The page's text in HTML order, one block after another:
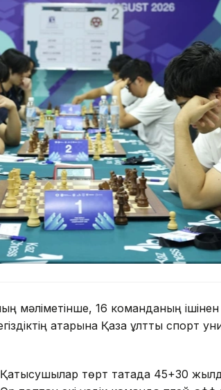
мәліметінше, 16 команданың ішінен
қатарына Қазақ ұлттық спорт
төрт тақтада 45+30